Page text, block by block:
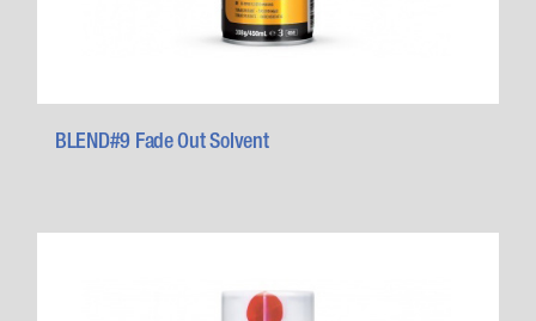
BLEND#9 Fade Out Solvent